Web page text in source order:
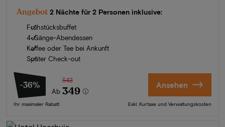
Angebot 2 Nächte für 2 Personen inklusive:
Frühstücksbuffet
4-Gänge-Abendessen
Kaffee oder Tee bei Ankunft
Später Check-out
-36%
Ab
542
349
Ihr maximaler Rabatt
Ansehen
Exkl. Kurtaxe und Verwaltungskosten